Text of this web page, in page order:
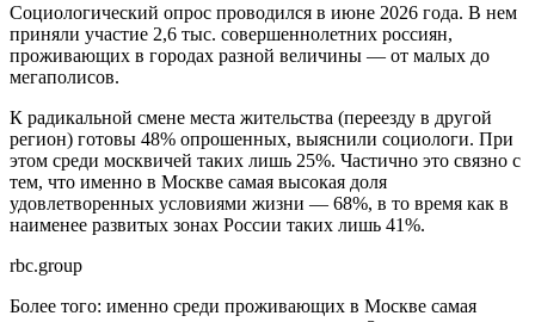
Социологический опрос проводился в июне 2026 года. В нем
приняли участие 2,6 тыс. совершеннолетних россиян,
проживающих в городах разной величины — от малых до
мегаполисов.
К радикальной смене места жительства (переезду в другой
регион) готовы 48% опрошенных, выяснили социологи. При
этом среди москвичей таких лишь 25%. Частично это связно с
тем, что именно в Москве самая высокая доля
удовлетворенных условиями жизни — 68%, в то время как в
наименее развитых зонах России таких лишь 41%.
rbc.group
Более того: именно среди проживающих в Москве самая